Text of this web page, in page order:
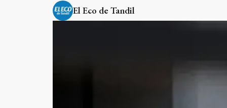
El Eco de Tandil